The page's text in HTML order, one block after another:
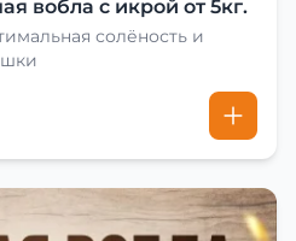
вобла с икрой от 5кг.
солёность и